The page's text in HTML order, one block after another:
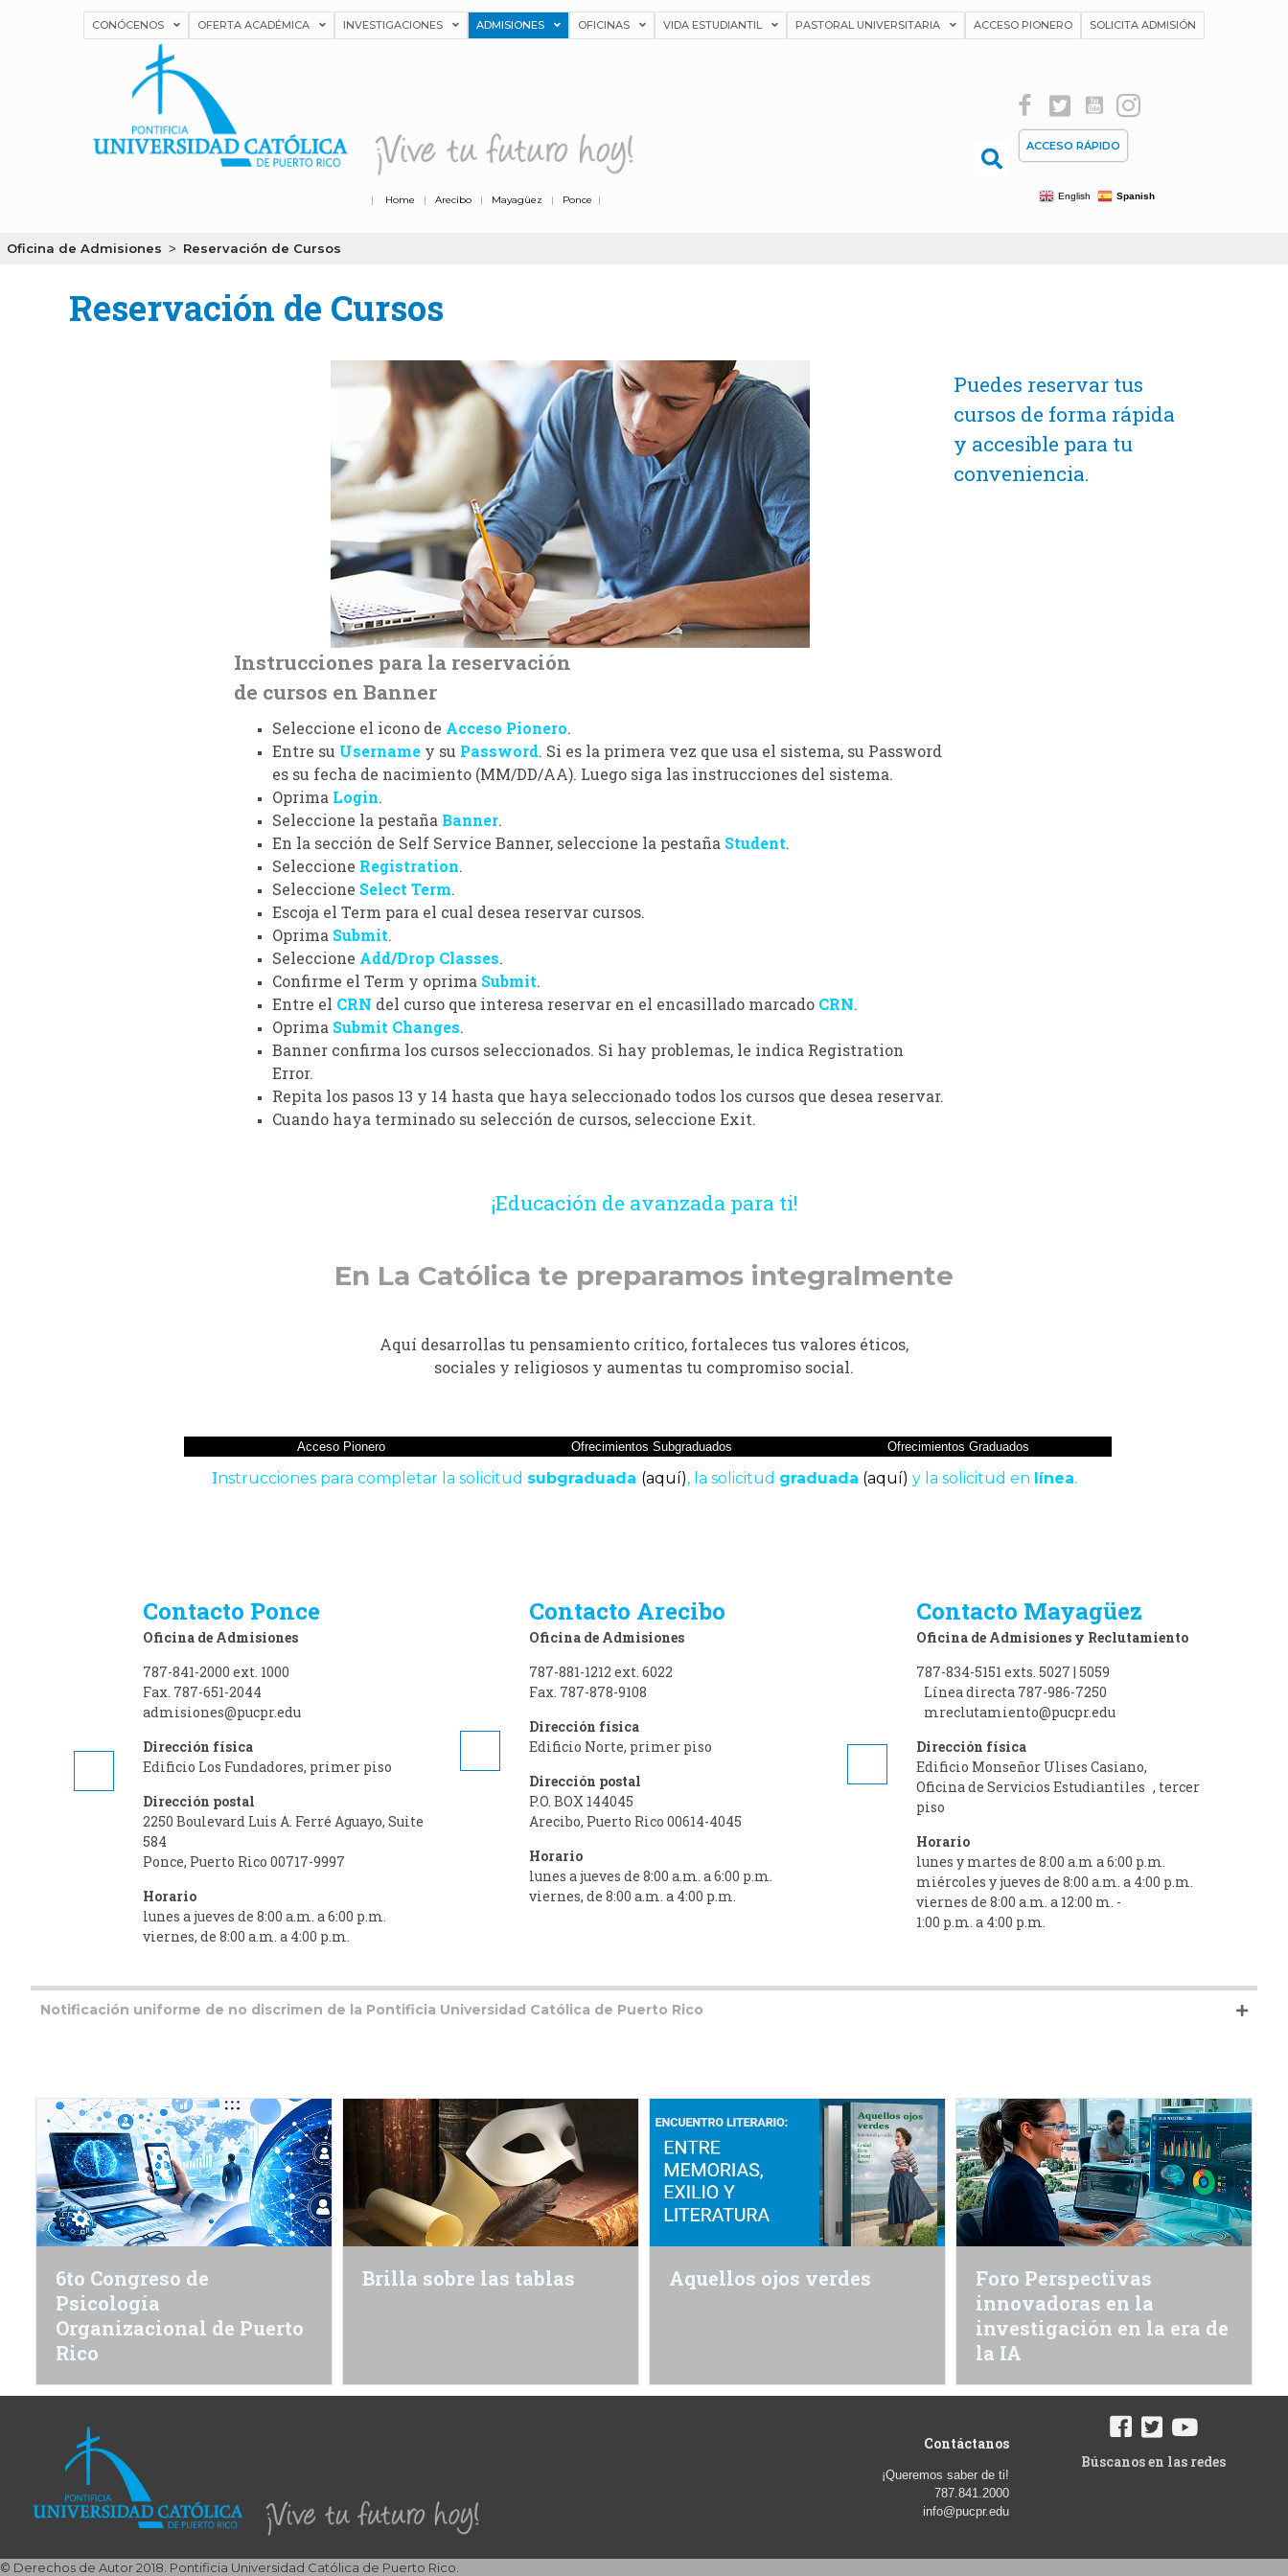
CONÓCENOS OFERTA ACADÉMICA INVESTIGACIONES ADMISIONES OFICINAS VIDA ESTUDIANTIL PASTORAL UNIVERSITARIA ACCESO PIONERO SOLICITA ADMISIÓN
| Home |Arecibo | Mayagüez | Ponce |
ACCESO RÁPIDO
English Spanish
Oficina de Admisiones > Reservación de Cursos
Reservación de Cursos
Instrucciones para la reservación
de cursos en Banner
Seleccione el icono de Acceso Pionero.
Entre su Username y su Password. Si es la primera vez que usa el sistema, su Password
es su fecha de nacimiento (MM/DD/AA). Luego siga las instrucciones del sistema.
Oprima Login.
Seleccione la pestaña Banner.
En la sección de Self Service Banner, seleccione la pestaña Student.
Seleccione Registration.
Seleccione Select Term.
Escoja el Term para el cual desea reservar cursos.
Oprima Submit.
Seleccione Add/Drop Classes.
Confirme el Term y oprima Submit.
Entre el CRN del curso que interesa reservar en el encasillado marcado CRN.
Oprima Submit Changes.
Banner confirma los cursos seleccionados. Si hay problemas, le indica Registration
Error.
Repita los pasos 13 y 14 hasta que haya seleccionado todos los cursos que desea reservar.
Cuando haya terminado su selección de cursos, seleccione Exit.
Puedes reservar tus
cursos de forma rápida
y accesible para tu
conveniencia.
¡Educación de avanzada para ti!
En La Católica te preparamos integralmente
Aquí desarrollas tu pensamiento crítico, fortaleces tus valores éticos,
sociales y religiosos y aumentas tu compromiso social.
Acceso Pionero Ofrecimientos Subgraduados Ofrecimientos Graduados
Instrucciones para completar la solicitud subgraduada (aquí), la solicitud graduada (aquí) y la solicitud en línea.
Contacto Ponce
Oficina de Admisiones
787-841-2000 ext. 1000
Fax. 787-651-2044
admisiones@pucpr.edu
Dirección física
Edificio Los Fundadores, primer piso
Dirección postal
2250 Boulevard Luis A. Ferré Aguayo, Suite
584
Ponce, Puerto Rico 00717-9997
Horario
lunes a jueves de 8:00 a.m. a 6:00 p.m.
viernes, de 8:00 a.m. a 4:00 p.m.
Contacto Arecibo
Oficina de Admisiones
787-881-1212 ext. 6022
Fax. 787-878-9108
Dirección física
Edificio Norte, primer piso
Dirección postal
P.O. BOX 144045
Arecibo, Puerto Rico 00614-4045
Horario
lunes a jueves de 8:00 a.m. a 6:00 p.m.
viernes, de 8:00 a.m. a 4:00 p.m.
Contacto Mayagüez
Oficina de Admisiones y Reclutamiento
787-834-5151 exts. 5027 | 5059
Línea directa 787-986-7250
mreclutamiento@pucpr.edu
Dirección física
Edificio Monseñor Ulises Casiano,
Oficina de Servicios Estudiantiles , tercer
piso
Horario
lunes y martes de 8:00 a.m a 6:00 p.m.
miércoles y jueves de 8:00 a.m. a 4:00 p.m.
viernes de 8:00 a.m. a 12:00 m. -
1:00 p.m. a 4:00 p.m.
Notificación uniforme de no discrimen de la Pontificia Universidad Católica de Puerto Rico
6to Congreso de
Psicología
Organizacional de Puerto
Rico
Brilla sobre las tablas Aquellos ojos verdes
Foro Perspectivas
innovadoras en la
investigación en la era de
la IA
Contáctanos
¡Queremos saber de ti!
787.841.2000
info@pucpr.edu
Búscanos en las redes
© Derechos de Autor 2018. Pontificia Universidad Católica de Puerto Rico.